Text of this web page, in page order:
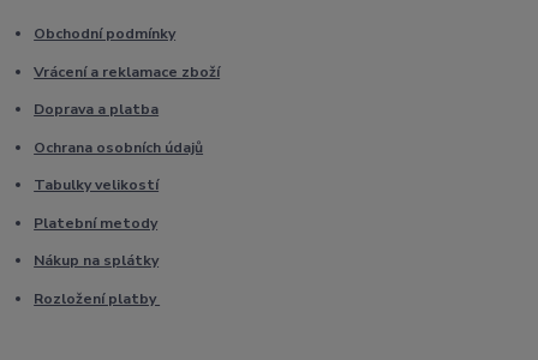
Obchodní podmínky
Vrácení a reklamace zboží
Doprava a platba
Ochrana osobních údajů
Tabulky velikostí
Platební metody
Nákup na splátky
Rozložení platby